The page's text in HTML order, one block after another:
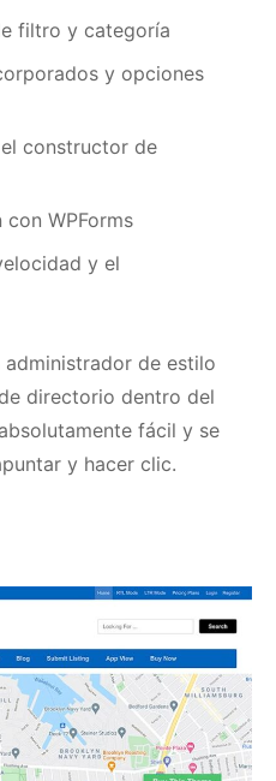
filtro y categoría
y opciones
constructor de
WPForms
y el
de estilo
directorio dentro del
fácil y se
y hacer clic.